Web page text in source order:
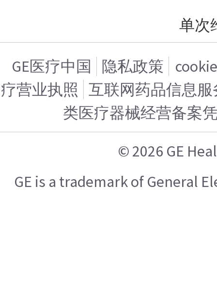
单次
GE医疗中国 隐私政策
疗营业执照 互联网药品信息服
类医疗器械经营备案
© 2026 GE
GE is a trademark of General